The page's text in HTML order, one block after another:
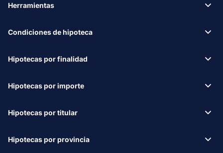
Herramientas
Condiciones de hipoteca
Hipotecas por finalidad
Hipotecas por importe
Hipotecas por titular
Hipotecas por provincia